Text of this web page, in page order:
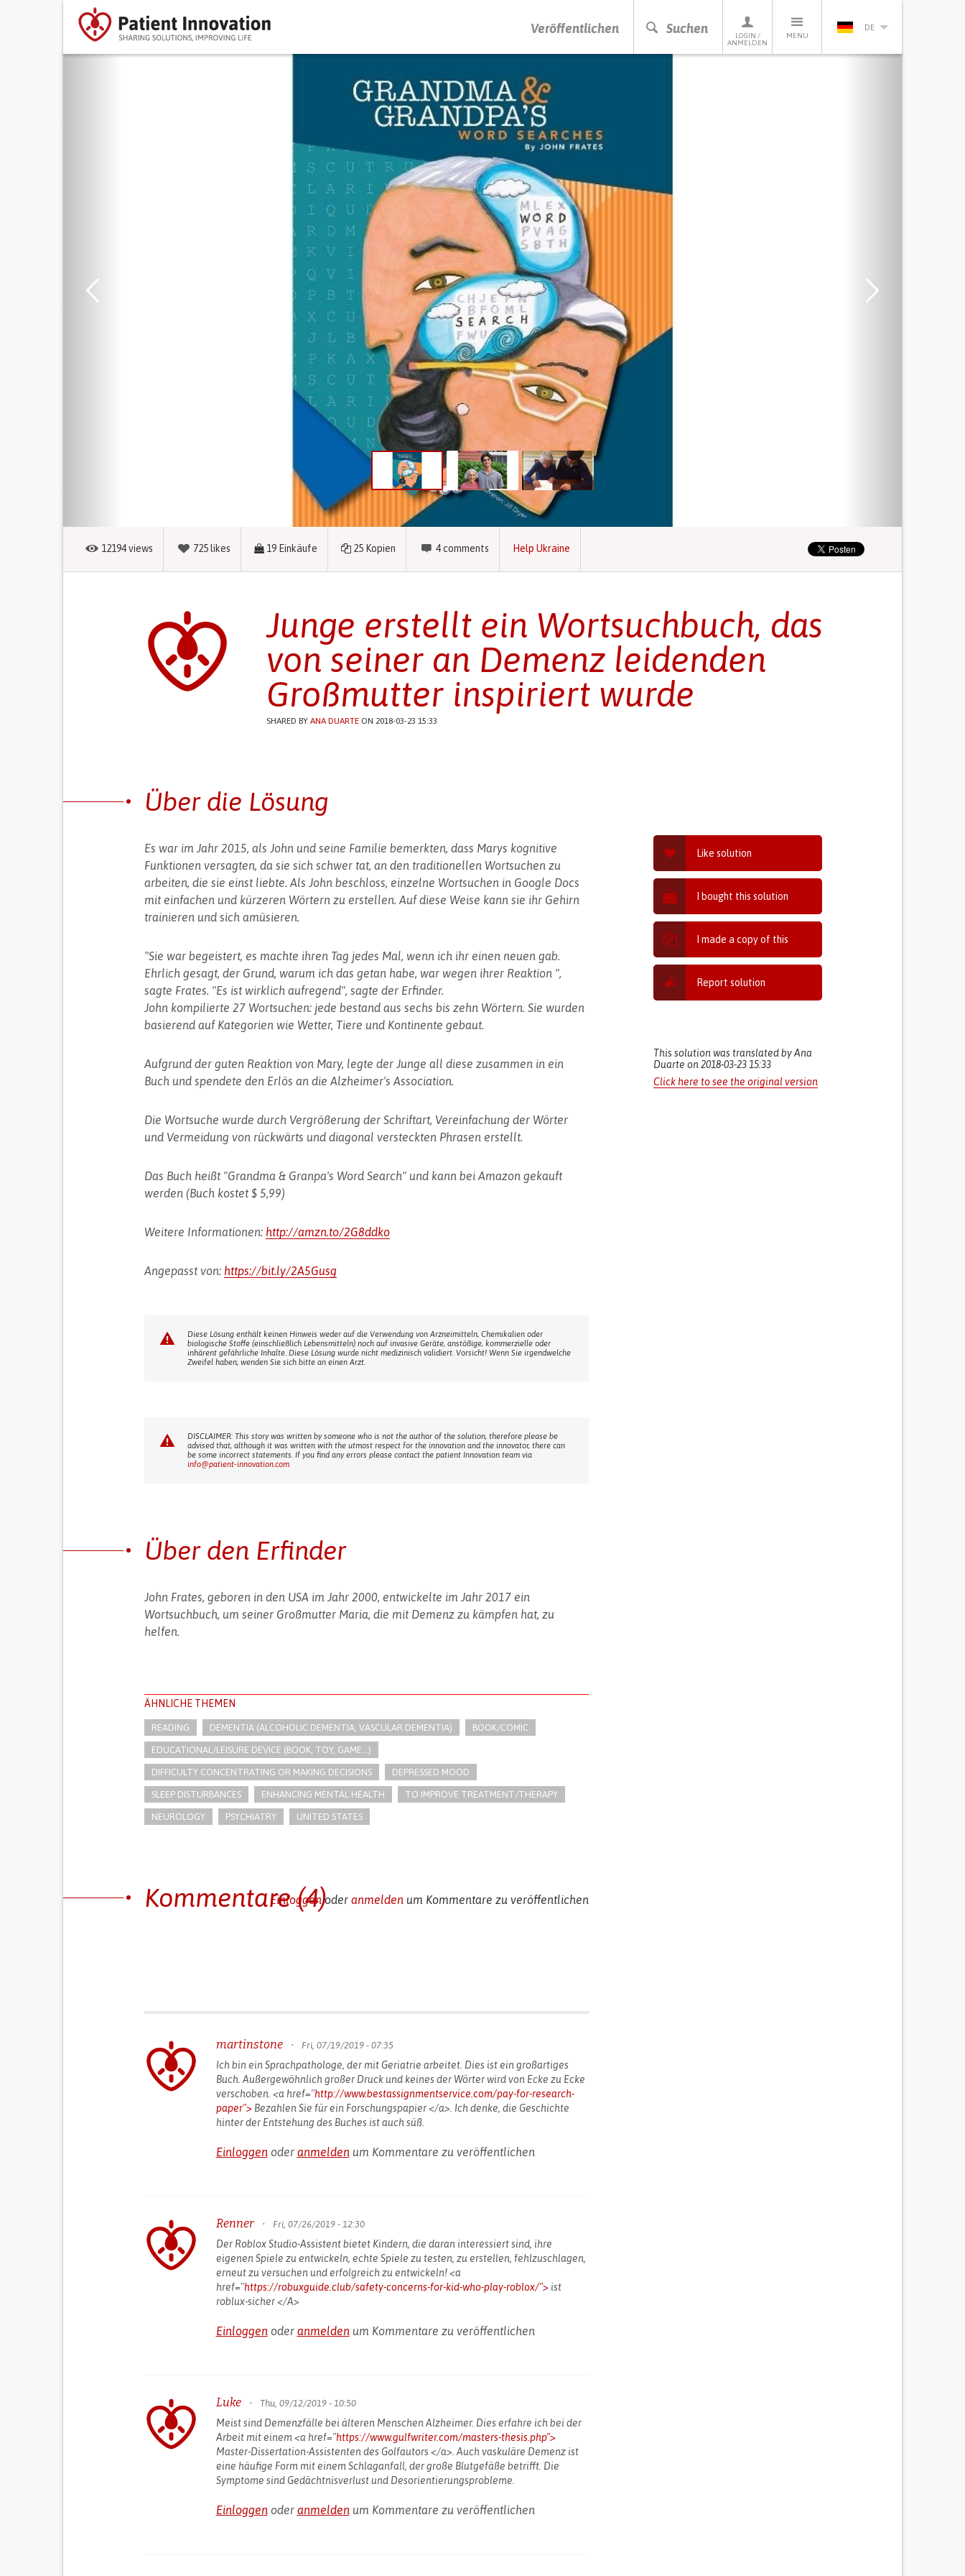
Veröffentlichen Suchen
LOGIN /
ANMELDEN
MENU
DE
DRÜCKEN SIE AUF ENTER UM DIE SUCHE ZU STARTEN
12194views 725 likes 19 Einkäufe 25 Kopien 4comments Help Ukraine
Junge erstellt ein Wortsuchbuch, das
von seiner an Demenz leidenden
Großmutter inspiriert wurde
SHARED BY ANA DUARTEON 2018-03-23 15:33
Like solution
I bought this solution
I made a copy of this
Report solution
This solution was translated by Ana
Duarte on 2018-03-23 15:33
Click here to see the original version
Über die Lösung
Es war im Jahr 2015, als John und seine Familie bemerkten, dass Marys kognitive
Funktionen versagten, da sie sich schwer tat, an den traditionellen Wortsuchen zu
arbeiten, die sie einst liebte. Als John beschloss, einzelne Wortsuchen in Google Docs
mit einfachen und kürzeren Wörtern zu erstellen. Auf diese Weise kann sie ihr Gehirn
trainieren und sich amüsieren.
"Sie war begeistert, es machte ihren Tag jedes Mal, wenn ich ihr einen neuen gab.
Ehrlich gesagt, der Grund, warum ich das getan habe, war wegen ihrer Reaktion ",
sagte Frates. "Es ist wirklich aufregend", sagte der Erfinder.
John kompilierte 27 Wortsuchen: jede bestand aus sechs bis zehn Wörtern. Sie wurden
basierend auf Kategorien wie Wetter, Tiere und Kontinente gebaut.
Aufgrund der guten Reaktion von Mary, legte der Junge all diese zusammen in ein
Buch und spendete den Erlös an die Alzheimer's Association.
Die Wortsuche wurde durch Vergrößerung der Schriftart, Vereinfachung der Wörter
und Vermeidung von rückwärts und diagonal versteckten Phrasen erstellt.
Das Buch heißt "Grandma & Granpa's Word Search" und kann bei Amazon gekauft
werden (Buch kostet $ 5,99)
Weitere Informationen: http://amzn.to/2G8ddko
Angepasst von: https://bit.ly/2A5Gusg
Diese Lösung enthält keinen Hinweis weder auf die Verwendung von Arzneimitteln, Chemikalien oder
biologische Stoffe (einschließlich Lebensmitteln) noch auf invasive Geräte, anstößige, kommerzielle oder
inhärent gefährliche Inhalte. Diese Lösung wurde nicht medizinisch validiert. Vorsicht! Wenn Sie irgendwelche
Zweifel haben, wenden Sie sich bitte an einen Arzt.
DISCLAIMER: This story was written by someone who is not the author of the solution, therefore please be
advised that, although it was written with the utmost respect for the innovation and the innovator, there can
be some incorrect statements. If you find any errors please contact the patient Innovation team via
info@patient-innovation.com
Über den Erfinder
John Frates, geboren in den USA im Jahr 2000, entwickelte im Jahr 2017 ein
Wortsuchbuch, um seiner Großmutter Maria, die mit Demenz zu kämpfen hat, zu
helfen.
ÄHNLICHE THEMEN
READING DEMENTIA (ALCOHOLIC DEMENTIA, VASCULAR DEMENTIA) BOOK/COMIC
EDUCATIONAL/LEISURE DEVICE (BOOK, TOY, GAME...)
DIFFICULTY CONCENTRATING OR MAKING DECISIONS DEPRESSED MOOD
SLEEP DISTURBANCES ENHANCING MENTAL HEALTH TO IMPROVE TREATMENT/THERAPY
NEUROLOGY PSYCHIATRY UNITED STATES
Kommentare (4)
Einloggenoderanmelden um Kommentare zu veröffentlichen
martinstone • Fri, 07/19/2019 - 07:35
Ich bin ein Sprachpathologe, der mit Geriatrie arbeitet. Dies ist ein großartiges
Buch. Außergewöhnlich großer Druck und keines der Wörter wird von Ecke zu Ecke
verschoben. <a href="http://www.bestassignmentservice.com/pay-for-research-
paper">Bezahlen Sie für ein Forschungspapier </a>. Ich denke, die Geschichte
hinter der Entstehung des Buches ist auch süß.
Einloggenoder anmeldenum Kommentare zu veröffentlichen
Renner • Fri, 07/26/2019 - 12:30
Der Roblox Studio-Assistent bietet Kindern, die daran interessiert sind, ihre
eigenen Spiele zu entwickeln, echte Spiele zu testen, zu erstellen, fehlzuschlagen,
erneut zu versuchen und erfolgreich zu entwickeln! <a
href="https://robuxguide.club/safety-concerns-for-kid-who-play-roblox/">ist
roblux-sicher </A>
Einloggenoder anmeldenum Kommentare zu veröffentlichen
Luke • Thu, 09/12/2019 - 10:50
Meist sind Demenzfälle bei älteren Menschen Alzheimer. Dies erfahre ich bei der
Arbeit mit einem <a href="https://www.gulfwriter.com/masters-thesis.php">
Master-Dissertation-Assistenten des Golfautors </a>. Auch vaskuläre Demenz ist
eine häufige Form mit einem Schlaganfall, der große Blutgefäße betrifft. Die
Symptome sind Gedächtnisverlust und Desorientierungsprobleme.
Einloggenoder anmeldenum Kommentare zu veröffentlichen